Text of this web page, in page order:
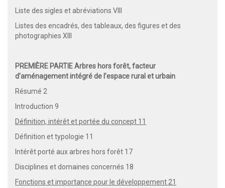
Liste des sigles et abréviations VIII
Listes des encadrés, des tableaux, des figures et des
photographies XIII
PREMIÈRE PARTIE Arbres hors forêt, facteur
d’aménagement intégré de l’espace rural et urbain
Résumé 2
Introduction 9
Définition, intérêt et portée du concept 11
Définition et typologie 11
Intérêt porté aux arbres hors forêt 17
Disciplines et domaines concernés 18
Fonctions et importance pour le développement 21